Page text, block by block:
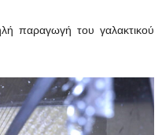
παραγωγή του γαλακτικού